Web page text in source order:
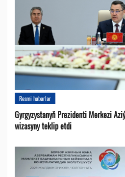
Resmi habarlar
Gyrgyzystanyň Prezidenti Merkezi
wizasyny teklip etdi